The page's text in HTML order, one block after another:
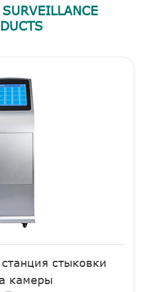
стыковки
камеры